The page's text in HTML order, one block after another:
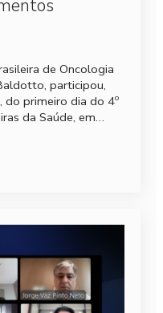
de Oncologia
participou,
primeiro dia do 4º
da Saúde, em…